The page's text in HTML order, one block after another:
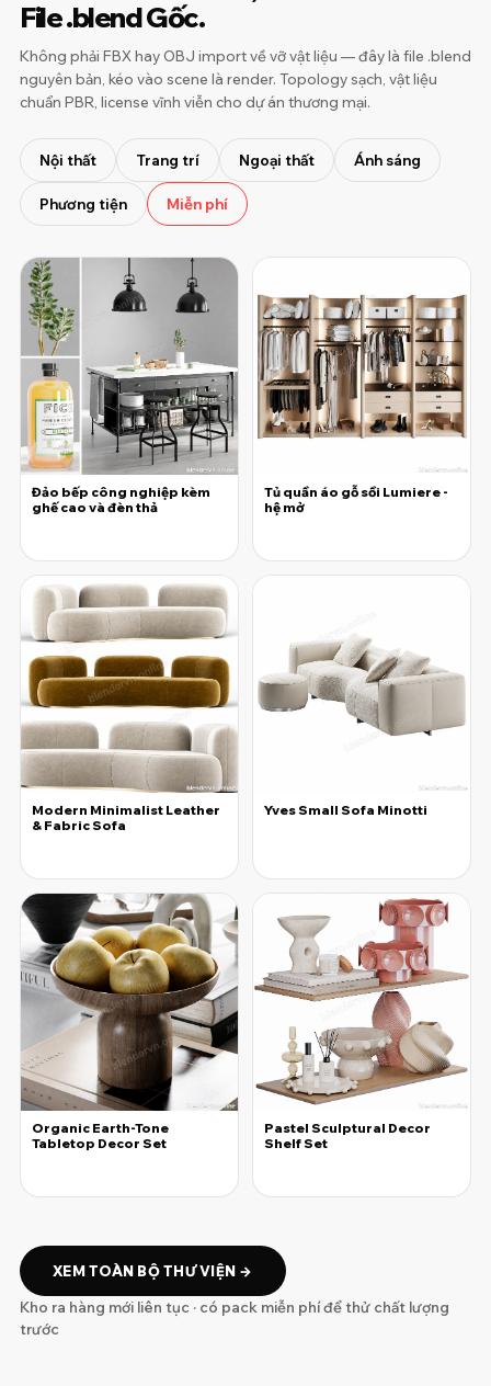
File .blend Gốc.
Không phải FBX hay OBJ import về vỡ vật liệu — đây là file .blend
nguyên bản, kéo vào scene là render. Topology sạch, vật liệu
chuẩn PBR, license vĩnh viễn cho dự án thương mại.
Nội thất Trang trí Ngoại thất Ánh sáng
Phương tiện Miễn phí
Đảo bếp công nghiệp kèm
ghế cao và đèn thả
Tủ quần áo gỗ sồi Lumiere -
hệ mở
Modern Minimalist Leather
& Fabric Sofa
Yves Small Sofa Minotti
Organic Earth-Tone
Tabletop Decor Set
Pastel Sculptural Decor
Shelf Set
XEM TOÀN BỘ THƯ VIỆN →
Kho ra hàng mới liên tục · có pack miễn phí để thử chất lượng
trước